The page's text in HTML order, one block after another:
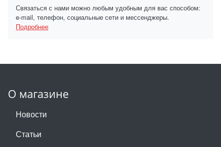
Связаться с нами можно любым удобным для вас способом:
e-mail, телефон, социальные сети и мессенджеры.
Подробнее
О магазине
Новости
Статьи